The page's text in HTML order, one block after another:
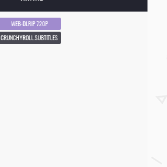
WEB-DLRIP 720P
CRUNCHYROLL.SUBTITLES